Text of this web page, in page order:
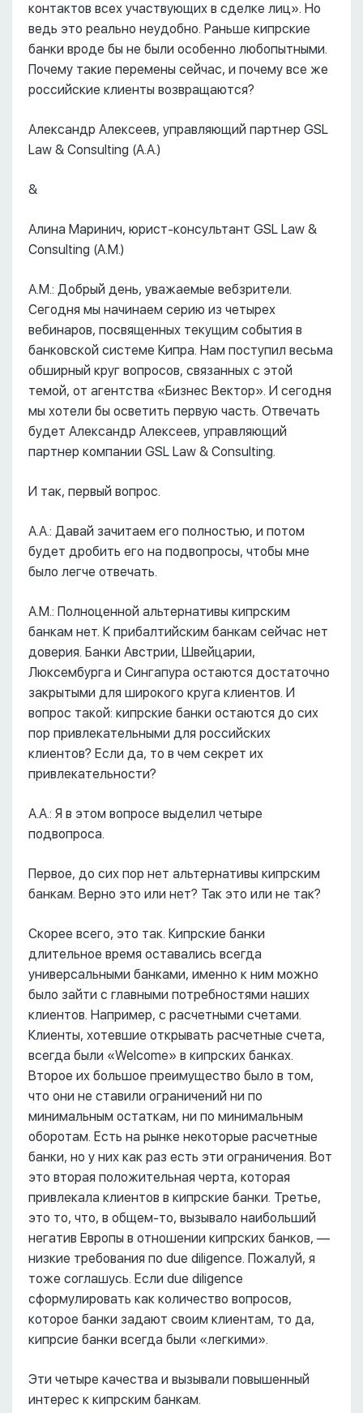
контактов всех участвующих в сделке лиц». Но
ведь это реально неудобно. Раньше кипрские
банки вроде бы не были особенно любопытными.
Почему такие перемены сейчас, и почему все же
российские клиенты возвращаются?
Александр Алексеев, управляющий партнер GSL
Law & Consulting (А.А.)
&
Алина Маринич, юрист-консультант GSL Law &
Consulting (А.М.)
А.М.: Добрый день, уважаемые вебзрители.
Сегодня мы начинаем серию из четырех
вебинаров, посвященных текущим события в
банковской системе Кипра. Нам поступил весьма
обширный круг вопросов, связанных с этой
темой, от агентства «Бизнес Вектор». И сегодня
мы хотели бы осветить первую часть. Отвечать
будет Александр Алексеев, управляющий
партнер компании GSL Law & Consulting.
И так, первый вопрос.
А.А.: Давай зачитаем его полностью, и потом
будет дробить его на подвопросы, чтобы мне
было легче отвечать.
А.М.: Полноценной альтернативы кипрским
банкам нет. К прибалтийским банкам сейчас нет
доверия. Банки Австрии, Швейцарии,
Люксембурга и Сингапура остаются достаточно
закрытыми для широкого круга клиентов. И
вопрос такой: кипрские банки остаются до сих
пор привлекательными для российских
клиентов? Если да, то в чем секрет их
привлекательности?
А.А.: Я в этом вопросе выделил четыре
подвопроса.
Первое, до сих пор нет альтернативы кипрским
банкам. Верно это или нет? Так это или не так?
Скорее всего, это так. Кипрские банки
длительное время оставались всегда
универсальными банками, именно к ним можно
было зайти с главными потребностями наших
клиентов. Например, с расчетными счетами.
Клиенты, хотевшие открывать расчетные счета,
всегда были «Welcome» в кипрских банках.
Второе их большое преимущество было в том,
что они не ставили ограничений ни по
минимальным остаткам, ни по минимальным
оборотам. Есть на рынке некоторые расчетные
банки, но у них как раз есть эти ограничения. Вот
это вторая положительная черта, которая
привлекала клиентов в кипрские банки. Третье,
это то, что, в общем-то, вызывало наибольший
негатив Европы в отношении кипрских банков, ––
низкие требования по due diligence. Пожалуй, я
тоже соглашусь. Если due diligence
сформулировать как количество вопросов,
которое банки задают своим клиентам, то да,
кипрсие банки всегда были «легкими».
Эти четыре качества и вызывали повышенный
интерес к кипрским банкам.